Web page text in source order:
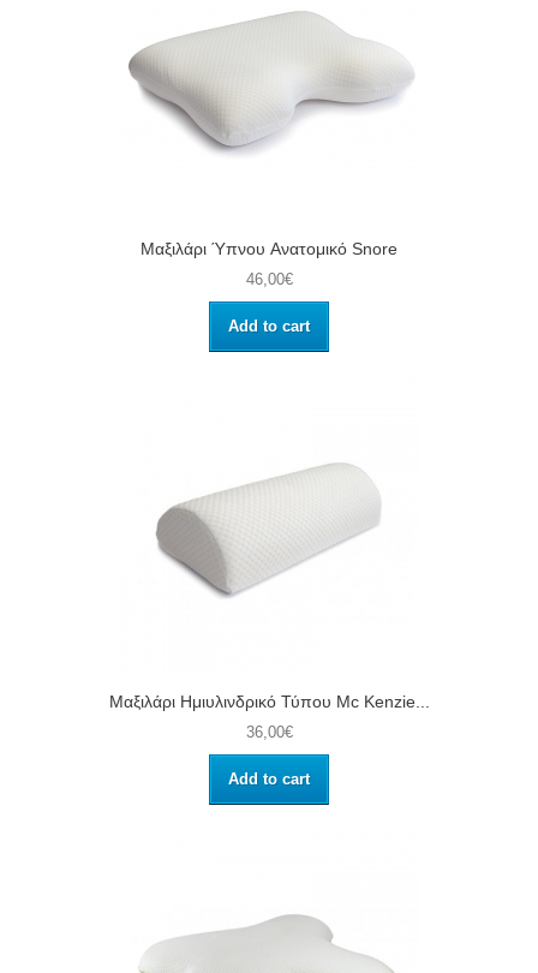
Μαξιλάρι Ύπνου Aνατομικό Snore
46,00€
Add to cart
Μαξιλάρι Ημιυλινδρικό Τύπου Μc Kenzie...
36,00€
Add to cart